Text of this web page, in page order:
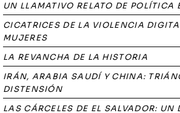
UN LLAMATIVO RELATO DE POLÍTICA
CICATRICES DE LA VIOLENCIA
MUJERES
LA REVANCHA DE LA HISTORIA
IRÁN, ARABIA SAUDÍ Y CHINA:
DISTENSIÓN
LAS CÁRCELES DE EL SALVADOR: UN